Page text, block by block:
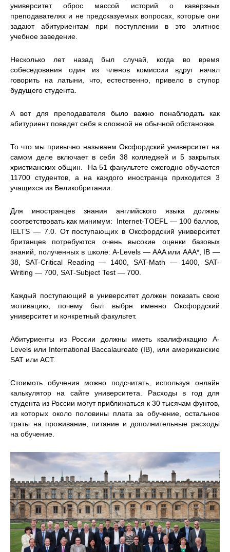
университет оброс массой историй о каверзных
преподавателях и не предсказуемых вопросах, которые они
задают абитуриентам при поступлении в это элитное
учебное заведение.
Несколько лет назад был случай, когда во время
собеседования один из членов комиссии вдруг начал
говорить на латыни, что, естественно, привело в ступор
будущего студента.
А вот для преподавателя было важно понаблюдать как
абитуриент поведет себя в сложной не обычной обстановке.
То что мы привычно называем Оксфордский университет на
самом деле включает в себя 38 колледжей и 5 закрытых
христианских общин. На 51 факультете ежегодно обучается
11700 студентов, а на каждого иностранца приходится 3
учащихся из Великобритании.
Для иностранцев знания английского языка должны
соответствовать как минимум: Internet-TOEFL — 100 баллов,
IELTS — 7.0. От поступающих в Оксфордский университет
британцев потребуются очень высокие оценки базовых
знаний, полученных в школе: A-Levels — AAA или ААА*, IB —
38, SAT-Critical Reading — 1400, SAT-Math — 1400, SAT-
Writing — 700, SAT-Subject Test — 700.
Каждый поступающий в университет должен показать свою
мотивацию, почему был выбрн именно Оксфордский
университет и конкретный факультет.
Абитуриенты из России должны иметь квалификацию А-
Levels или International Baccalaureate (IB), или американские
SAT или ACT.
Стоимоть обучения можно подсчитать, используя онлайн
калькулятор на сайте университета. Расходы в год для
студента из России могут приближаться к 30 тысячам фунтов,
из которых около половины плата за обучение, остальное
траты на проживание, питание и дополнительные расходы
на обучение.